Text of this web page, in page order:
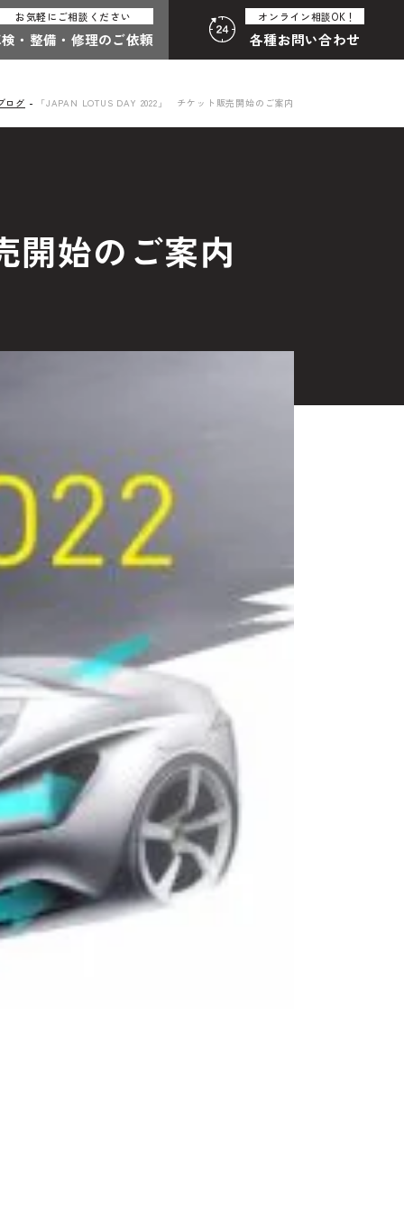
月曜定休）
せフォームはこちら
ださい。
お気軽にご相談ください
・整備・ 修理のご依頼
オンライン相談OK！
各種お問い合わせ
ログ 「JAPAN LOTUS DAY 2022」 チケット販売開始のご案内
開始のご案内